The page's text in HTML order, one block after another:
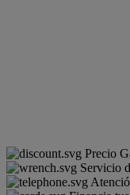
Precio
Servicio